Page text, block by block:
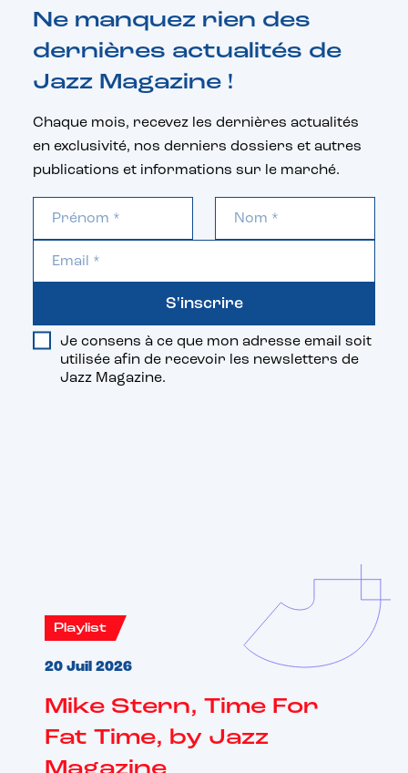
Ne manquez rien des
dernières actualités de
Jazz Magazine !
Chaque mois, recevez les dernières actualités
en exclusivité, nos derniers dossiers et autres
publications et informations sur le marché.
Je consens à ce que mon adresse email soit
utilisée afin de recevoir les newsletters de
Jazz Magazine.
S'inscrire
Playlist
20 Juil 2026
Mike Stern, Time For
Fat Time, by Jazz